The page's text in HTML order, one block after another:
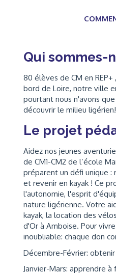
Qui sommes-
80 élèves de CM en
bord de Loire, notre ville
pourtant nous n'avons
découvrir le milieu ligérien!
Le projet
Aidez nos jeunes
de CM1-CM2 de l’école
préparent un défi unique :
et revenir en kayak ! Ce
l'autonomie, l'esprit
nature ligérienne. Votre
kayak, la location des
d'Or à Amboise. Pour
inoubliable: chaque don
Décembre-Février:
Janvier-Mars: apprendre